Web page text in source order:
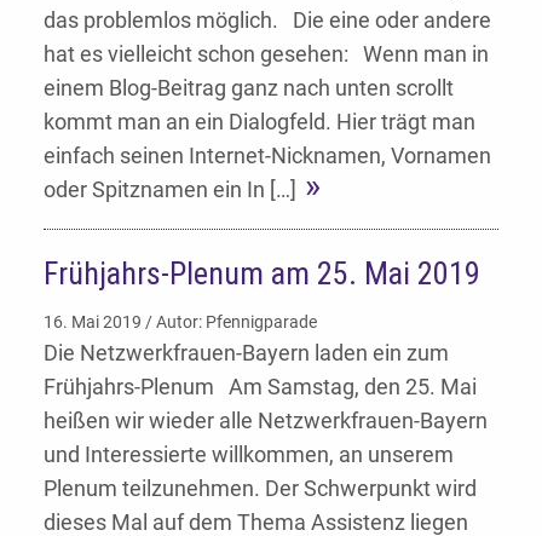
das problemlos möglich. Die eine oder andere
hat es vielleicht schon gesehen: Wenn man in
einem Blog-Beitrag ganz nach unten scrollt
kommt man an ein Dialogfeld. Hier trägt man
einfach seinen Internet-Nicknamen, Vornamen
oder Spitznamen ein In […]
Frühjahrs-Plenum am 25. Mai 2019
16. Mai 2019 / Autor: Pfennigparade
Die Netzwerkfrauen-Bayern laden ein zum
Frühjahrs-Plenum Am Samstag, den 25. Mai
heißen wir wieder alle Netzwerkfrauen-Bayern
und Interessierte willkommen, an unserem
Plenum teilzunehmen. Der Schwerpunkt wird
dieses Mal auf dem Thema Assistenz liegen